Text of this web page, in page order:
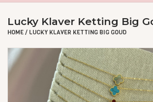
Oorbellen
Kettingen
Accessoires
Lucky Klaver Ketting Big
HOME/ LUCKY KLAVER KETTING BIG GOUD